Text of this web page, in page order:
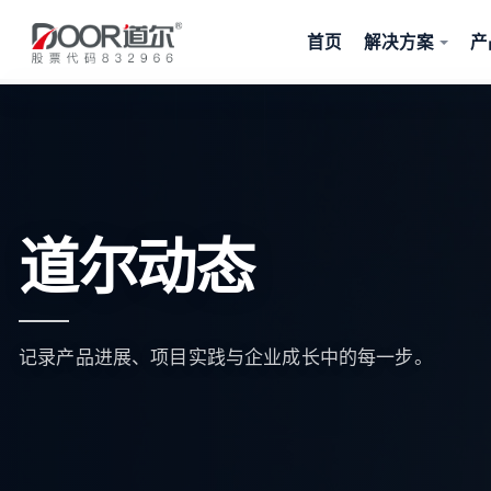
首页 解决方案
道尔动态
记录产品进展、项目实践与企业成长中的每一步。